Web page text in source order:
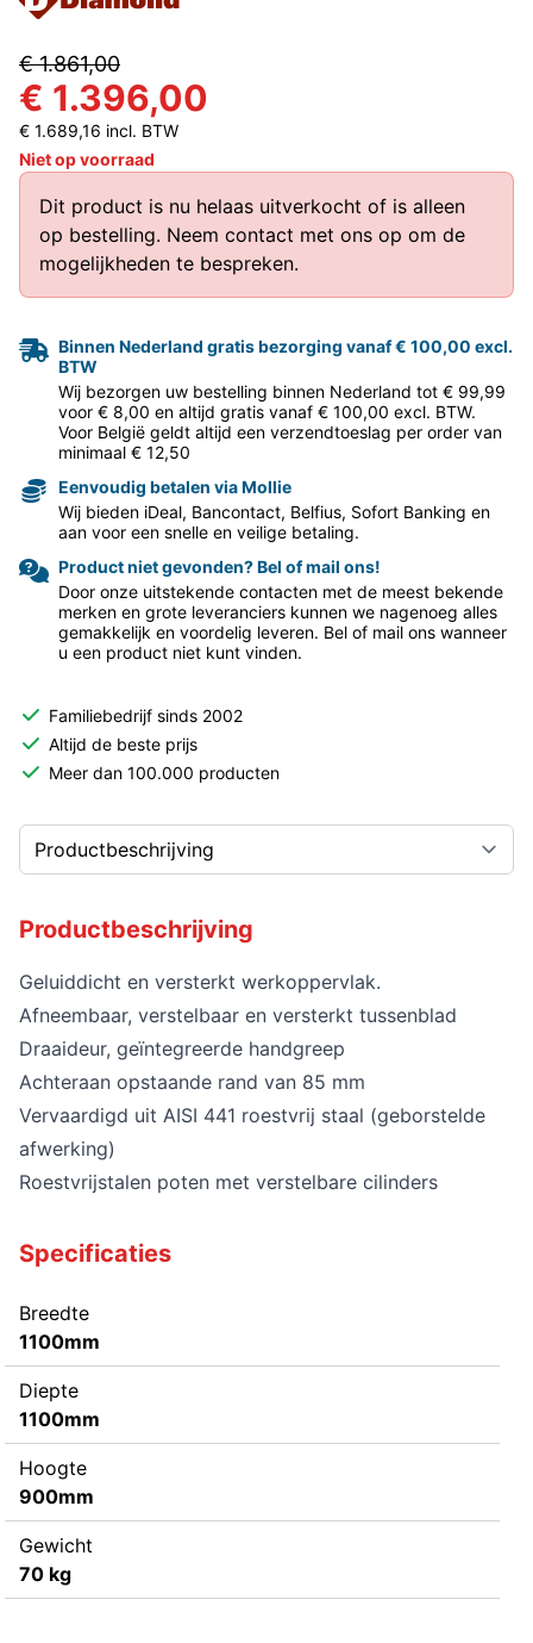
€ 1.861,00
€ 1.396,00
€ 1.689,16 incl. BTW
Niet op voorraad
Dit product is nu helaas uitverkocht of is alleen
op bestelling. Neem contact met ons op om de
mogelijkheden te bespreken.
Binnen Nederland gratis bezorging vanaf € 100,00 excl.
BTW
Wij bezorgen uw bestelling binnen Nederland tot € 99,99
voor € 8,00 en altijd gratis vanaf € 100,00 excl. BTW.
Voor België geldt altijd een verzendtoeslag per order van
minimaal € 12,50
Eenvoudig betalen via Mollie
Wij bieden iDeal, Bancontact, Belfius, Sofort Banking en
aan voor een snelle en veilige betaling.
Product niet gevonden? Bel of mail ons!
Door onze uitstekende contacten met de meest bekende
merken en grote leveranciers kunnen we nagenoeg alles
gemakkelijk en voordelig leveren. Bel of mail ons wanneer
u een product niet kunt vinden.
Familiebedrijf sinds 2002
Altijd de beste prijs
Meer dan 100.000 producten
Productbeschrijving
Geluiddicht en versterkt werkoppervlak.
Afneembaar, verstelbaar en versterkt tussenblad
Draaideur, geïntegreerde handgreep
Achteraan opstaande rand van 85 mm
Vervaardigd uit AISI 441 roestvrij staal (geborstelde
afwerking)
Roestvrijstalen poten met verstelbare cilinders
Specificaties
Breedte
1100mm
Diepte
1100mm
Hoogte
900mm
Gewicht
70 kg